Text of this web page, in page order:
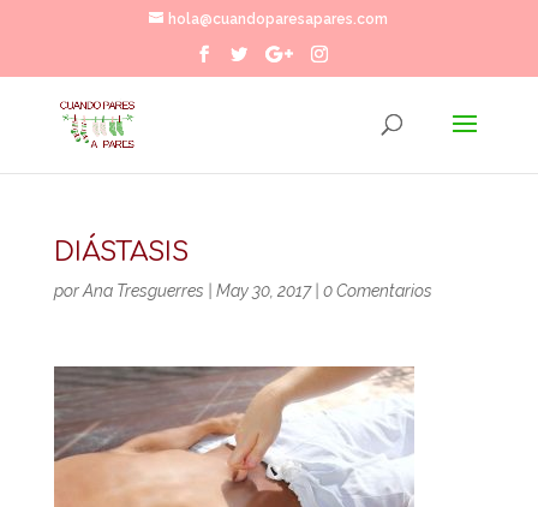
hola@cuandoparesapares.com
DIÁSTASIS
porAna Tresguerres May 30, 2017| 0 Comentarios